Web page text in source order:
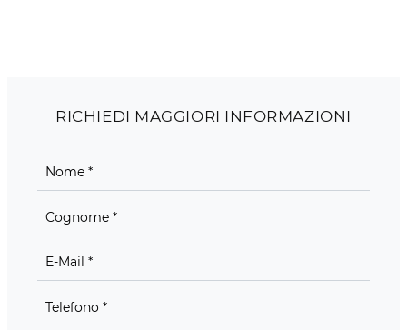
RICHIEDI MAGGIORI INFORMAZIONI